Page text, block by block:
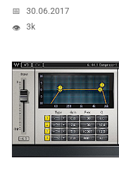
📅
30.06.2017
👁
3k